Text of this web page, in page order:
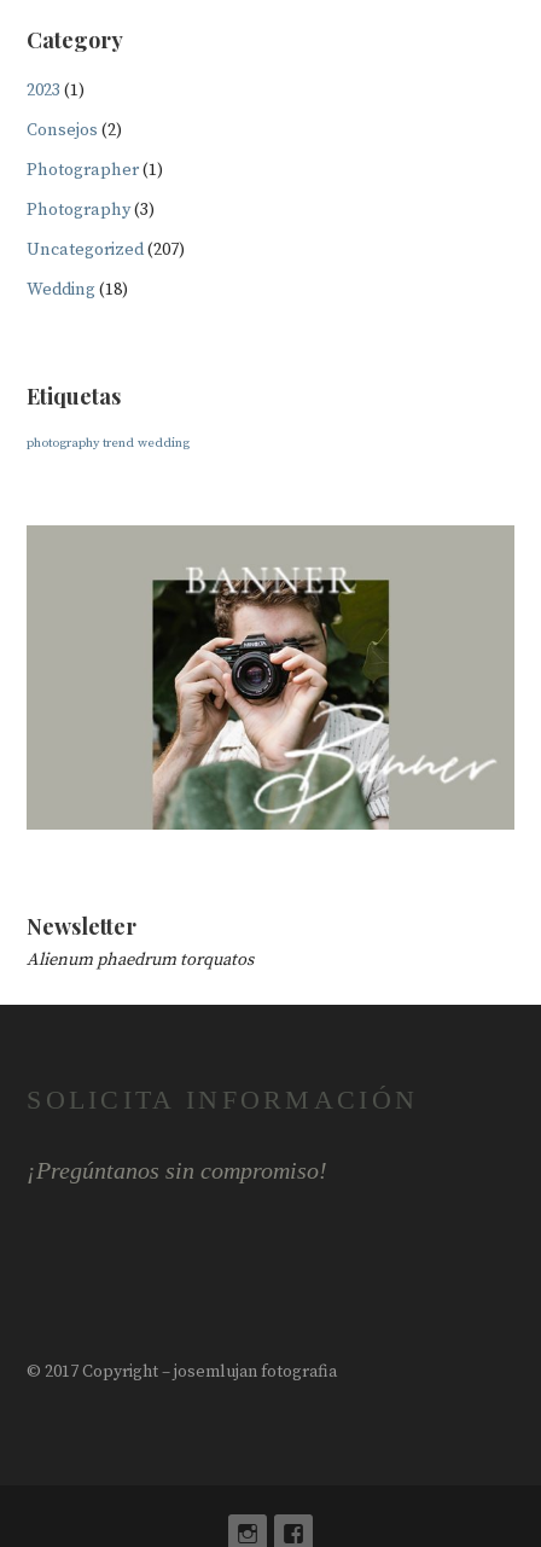
Category
2023 (1)
Consejos (2)
Photographer(1)
Photography(3)
Uncategorized(207)
Wedding (18)
Etiquetas
photography trend wedding
Newsletter
Alienum phaedrum torquatos
SOLICITA INFORMACIÓN
¡Pregúntanos sin compromiso!
© 2017 Copyright – josemlujan fotografia